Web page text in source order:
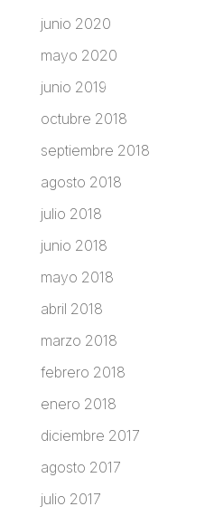
junio 2020
mayo 2020
junio 2019
octubre 2018
septiembre 2018
agosto 2018
julio 2018
junio 2018
mayo 2018
abril 2018
marzo 2018
febrero 2018
enero 2018
diciembre 2017
agosto 2017
julio 2017